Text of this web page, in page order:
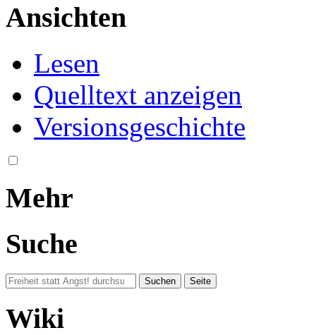
Ansichten
Lesen
Quelltext anzeigen
Versionsgeschichte
Mehr
Suche
Wiki